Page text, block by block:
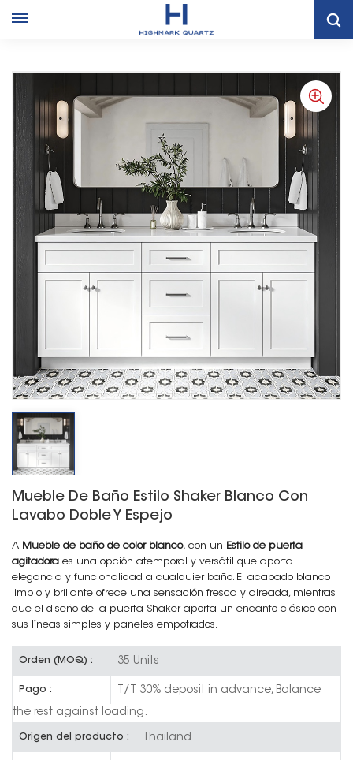
Mueble De Baño Estilo Shaker Blanco Con Lavabo Doble Y
Espejo
Mueble De Baño Estilo Shaker Blanco Con
Lavabo Doble Y Espejo
A Mueble de baño de color blanco. con un Estilo de puerta
agitadora es una opción atemporal y versátil que aporta
elegancia y funcionalidad a cualquier baño. El acabado blanco
limpio y brillante ofrece una sensación fresca y aireada, mientras
que el diseño de la puerta Shaker aporta un encanto clásico con
sus líneas simples y paneles empotrados.
Orden (MOQ) : 35 Units
Pago : T/T 30% deposit in advance, Balance
the rest against loading.
Origen del producto : Thailand